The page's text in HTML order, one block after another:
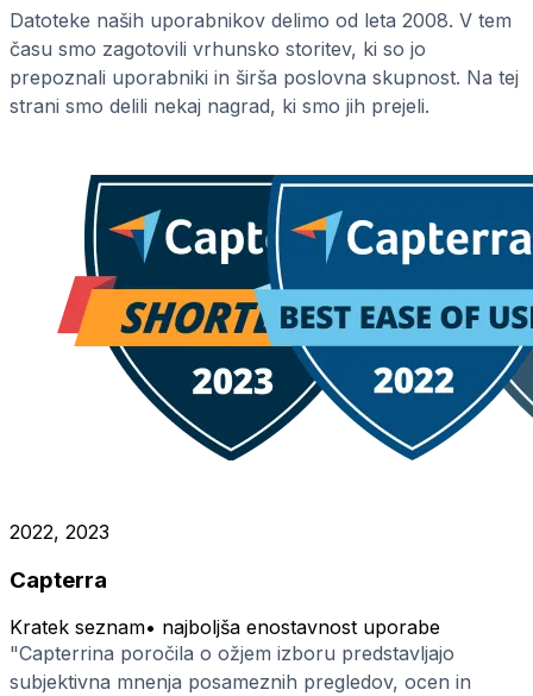
Datoteke naših uporabnikov delimo od leta 2008. V tem
času smo zagotovili vrhunsko storitev, ki so jo
prepoznali uporabniki in širša poslovna skupnost. Na tej
strani smo delili nekaj nagrad, ki smo jih prejeli.
2022, 2023
Capterra
Kratek seznam• najboljša enostavnost uporabe
"Capterrina poročila o ožjem izboru predstavljajo
subjektivna mnenja posameznih pregledov, ocen in